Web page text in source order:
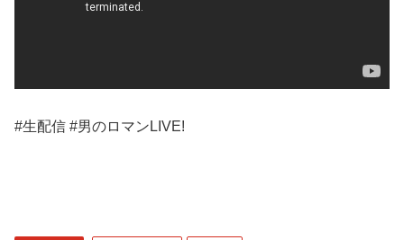
#生配信 #男のロマンLIVE!